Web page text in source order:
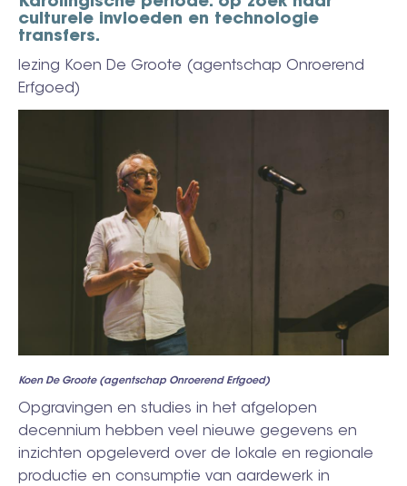
culturele invloeden en technologie
transfers.
lezing Koen De Groote (agentschap Onroerend
Erfgoed)
Koen De Groote (agentschap Onroerend Erfgoed)
Opgravingen en studies in het afgelopen
decennium hebben veel nieuwe gegevens en
inzichten opgeleverd over de lokale en regionale
productie en consumptie van aardewerk in